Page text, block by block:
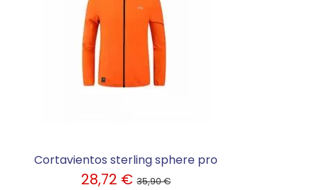
Cortavientos sterling sphere pro
28,72 €35,90 €